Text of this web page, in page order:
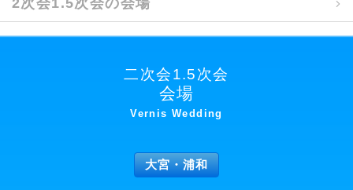
2次会1.5次会の会場
二次会1.5次会
会場
Vernis Wedding
大宮・浦和